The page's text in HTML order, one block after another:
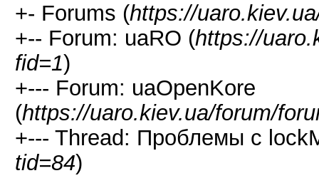
+- Forums (https://
+-- Forum: uaRO (https://
fid=1)
+--- Forum: uaOpenKore
(https://uaro.kiev.ua/forum/
+--- Thread: Проблемы с
tid=84)